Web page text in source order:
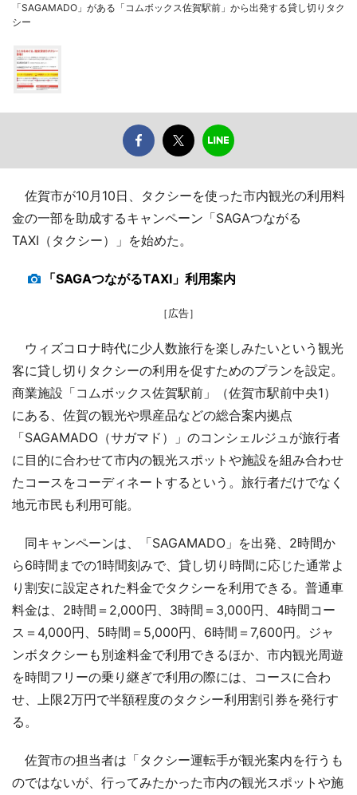
「SAGAMADO」がある「コムボックス佐賀駅前」から出発する貸し切りタク
シー
佐賀市が10月10日、タクシーを使った市内観光の利用料
金の一部を助成するキャンペーン「SAGAつながる
TAXI（タクシー）」を始めた。
「SAGAつながるTAXI」利用案内
［広告］
ウィズコロナ時代に少人数旅行を楽しみたいという観光
客に貸し切りタクシーの利用を促すためのプランを設定。
商業施設「コムボックス佐賀駅前」（佐賀市駅前中央1）
にある、佐賀の観光や県産品などの総合案内拠点
「SAGAMADO（サガマド）」のコンシェルジュが旅行者
に目的に合わせて市内の観光スポットや施設を組み合わせ
たコースをコーディネートするという。旅行者だけでなく
地元市民も利用可能。
同キャンペーンは、「SAGAMADO」を出発、2時間か
ら6時間までの1時間刻みで、貸し切り時間に応じた通常よ
り割安に設定された料金でタクシーを利用できる。普通車
料金は、2時間＝2,000円、3時間＝3,000円、4時間コー
ス＝4,000円、5時間＝5,000円、6時間＝7,600円。ジャ
ンボタクシーも別途料金で利用できるほか、市内観光周遊
を時間フリーの乗り継ぎで利用の際には、コースに合わ
せ、上限2万円で半額程度のタクシー利用割引券を発行す
る。
佐賀市の担当者は「タクシー運転手が観光案内を行うも
のではないが、行ってみたかった市内の観光スポットや施